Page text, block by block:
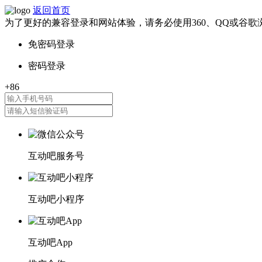
返回首页
为了更好的兼容登录和网站体验，请务必使用360、QQ或谷歌
互动吧服务号
互动吧小程序
互动吧App